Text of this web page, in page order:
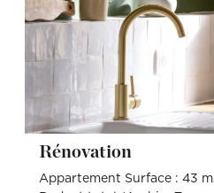
Rénovation
Appartement Surface : 43